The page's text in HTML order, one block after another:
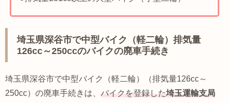
埼玉県深谷市で中型バイク（軽二輪）排気量
126cc～250ccのバイクの廃車手続き
埼玉県深谷市で中型バイク（軽二輪）（排気量126cc～
250cc）の廃車手続きは、 バイクを登録した埼玉運輸支局